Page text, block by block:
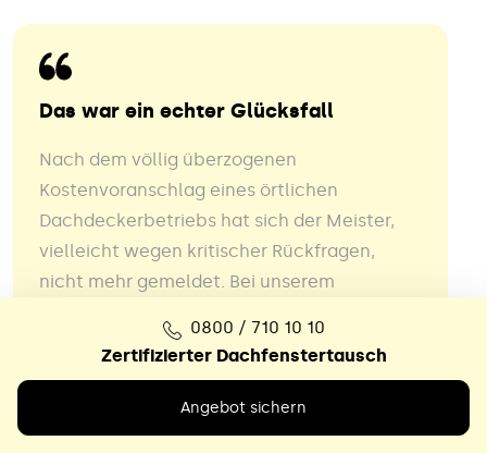
Das war ein echter Glücksfall
Nach dem völlig überzogenen
Kostenvoranschlag eines örtlichen
Dachdeckerbetriebs hat sich der Meister,
vielleicht wegen kritischer Rückfragen,
nicht mehr gemeldet. Bei unserem
komplett) kamen wir daher in Zeitdruck.
die Fa. Lichtwunder gestoßen. Das war ein
echter Glücksfall. Der Fensteraustausch
0800 / 710 10 10
Zertifizierter Dachfenstertausch
Angebot sichern